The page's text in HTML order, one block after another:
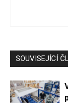
SOUVISEJÍCÍ